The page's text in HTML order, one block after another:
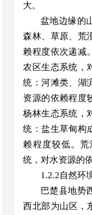
大。
盆地边缘的
森林、草原、荒
赖程度依次递减
农区生态系统，
统：河滩类、湖
资源的依赖程度
杨林生态系统，
统：盐生草甸构
赖程度较低。
统，对水资源的
1.2.2自然环
巴楚县地势
西北部为山区，